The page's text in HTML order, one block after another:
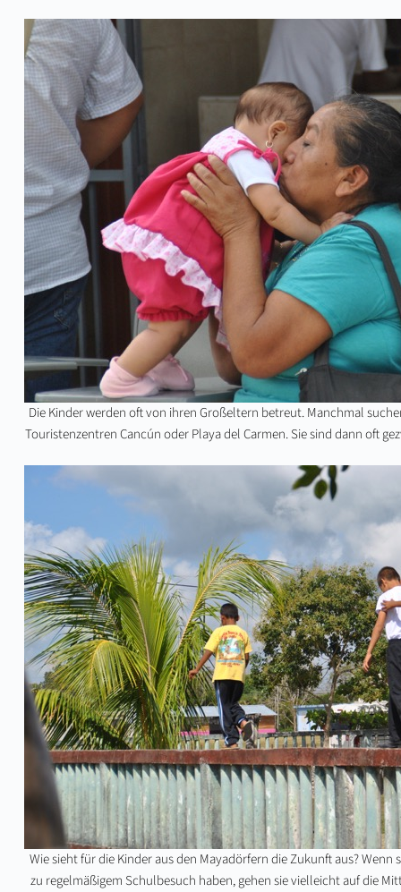
Die Kinder werden oft von ihren Großeltern betreut. Manchmal
Touristenzentren Cancún oder Playa del Carmen. Sie sind dann oft
Wie sieht für die Kinder aus den Mayadörfern die Zukunft aus?
zu regelmäßigem Schulbesuch haben, gehen sie vielleicht auf die